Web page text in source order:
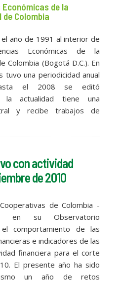
de la
de Colombia
año de 1991 al interior de
Económicas de la
Colombia (Bogotá D.C.). En
tuvo una periodicidad anual
el 2008 se editó
la actualidad tiene una
y recibe trabajos de
con actividad
de 2010
de Colombia -
en su Observatorio
comportamiento de las
e indicadores de las
financiera para el corte
El presente año ha sido
un año de retos